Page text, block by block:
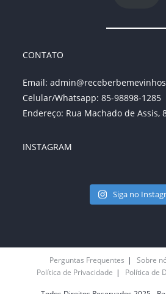
CONTATO
Email:
Celular/Whatsapp: 85-98898-1285
Endereço: Rua Machado de Assis,
INSTAGRAM
Siga no
Perguntas Frequentes Sobre
Política de Privacidade
Política de